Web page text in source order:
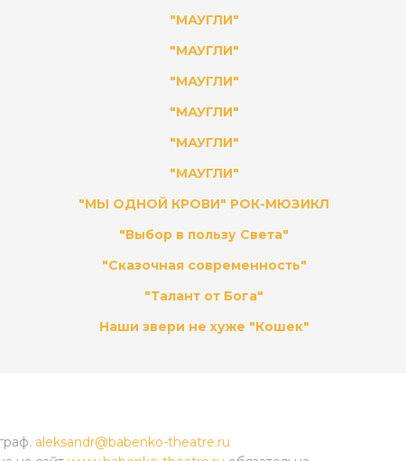
"МАУГЛИ"
"МАУГЛИ"
"МАУГЛИ"
"МАУГЛИ"
"МАУГЛИ"
"МАУГЛИ"
"МЫ ОДНОЙ КРОВИ" РОК-МЮЗИКЛ
"Выбор в пользу Света"
"Сказочная современность"
"Талант от Бога"
Наши звери не хуже "Кошек"
aleksandr@babenko-theatre.ru